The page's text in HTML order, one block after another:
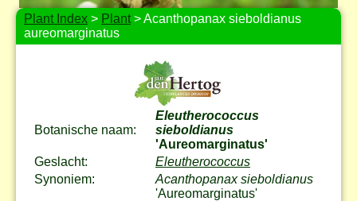
Plant Index > Plant> Acanthopanax sieboldianus
aureomarginatus
Botanische naam:
Eleutherococcus
sieboldianus
'Aureomarginatus'
Geslacht:
Eleutherococcus
Synoniem:
Acanthopanax sieboldianus
'Aureomarginatus'